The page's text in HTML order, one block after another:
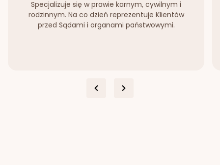
Specjalizuje się w prawie karnym, cywilnym i
rodzinnym. Na co dzień reprezentuje Klientów
przed Sądami i organami państwowymi.